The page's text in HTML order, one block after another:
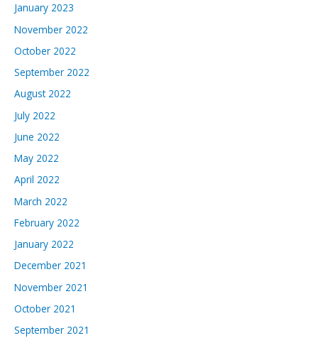
January 2023
November 2022
October 2022
September 2022
August 2022
July 2022
June 2022
May 2022
April 2022
March 2022
February 2022
January 2022
December 2021
November 2021
October 2021
September 2021